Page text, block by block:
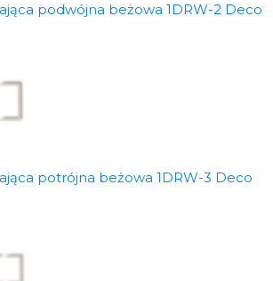
podwójna beżowa 1DRW-2 Deco
potrójna beżowa 1DRW-3 Deco